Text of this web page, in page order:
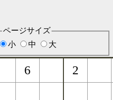
ページサイズ
小
中 大